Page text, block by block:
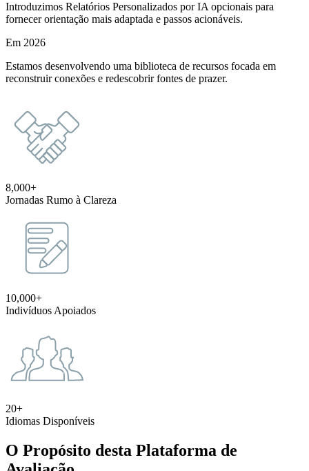
Introduzimos Relatórios Personalizados por IA opcionais para
fornecer orientação mais adaptada e passos acionáveis.
Em 2026
Estamos desenvolvendo uma biblioteca de recursos focada em
reconstruir conexões e redescobrir fontes de prazer.
8,000+
Jornadas Rumo à Clareza
10,000+
Indivíduos Apoiados
20+
Idiomas Disponíveis
O Propósito desta Plataforma de